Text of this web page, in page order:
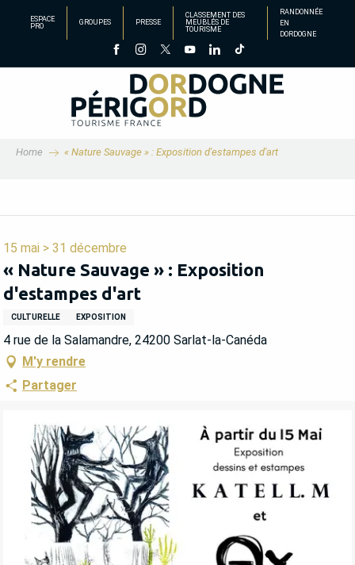
principal
ESPACE
PRO
GROUPES PRESSE
CLASSEMENT DES
MEUBLÉS DE
TOURISME
RANDONNÉE
EN
DORDOGNE
Home « Nature Sauvage » : Exposition d'estampes d'art
15 mai > 31 décembre
« Nature Sauvage » : Exposition
d'estampes d'art
CULTURELLE EXPOSITION
4 rue de la Salamandre, 24200 Sarlat-la-Canéda
M'y rendre
Partager